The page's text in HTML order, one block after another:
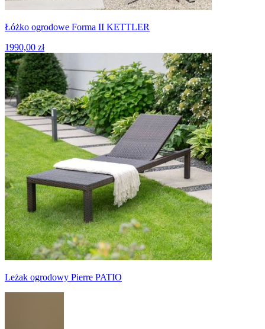
Łóżko ogrodowe Forma II KETTLER
1990,00 zł
Leżak ogrodowy Pierre PATIO